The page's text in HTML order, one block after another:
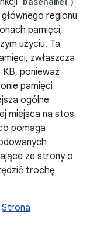
regionu
pamięci,
użyciu. Ta
zwłaszcza
ponieważ
pamięci
ogólne
miejsca na stos,
pomaga
ze strony o
trochę
Strona